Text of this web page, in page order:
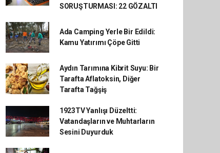
SORUŞTURMASI: 22 GÖZALTI
Ada Camping Yerle Bir Edildi:
Kamu Yatırımı Çöpe Gitti
Aydın Tarımına Kibrit Suyu: Bir
Tarafta Aflatoksin, Diğer
Tarafta Tağşiş
1923TV Yanlışı Düzeltti:
Vatandaşların ve Muhtarların
Sesini Duyurduk